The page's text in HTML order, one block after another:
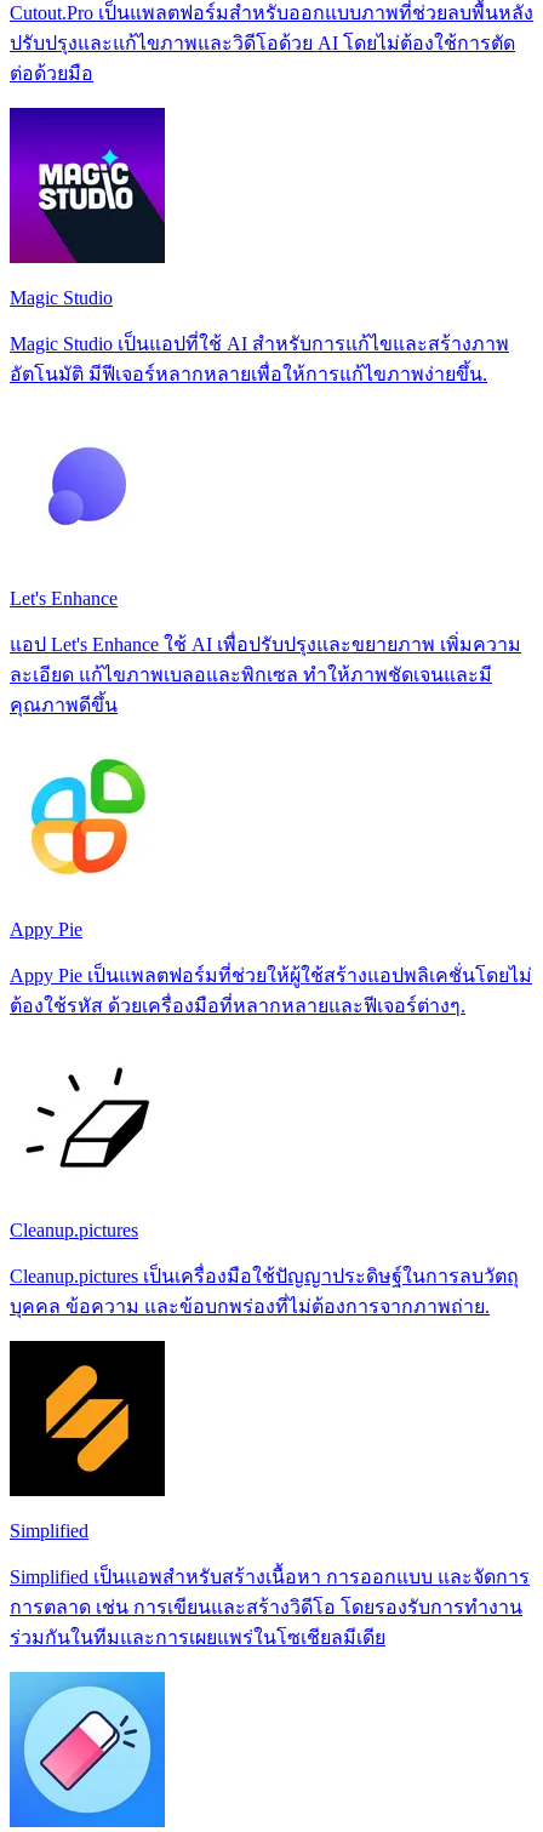
Cutout.Pro เป็นแพลตฟอร์มสำหรับออกแบบภาพที่ช่วยลบพื้นหลัง
ปรับปรุงและแก้ไขภาพและวิดีโอด้วย AI โดยไม่ต้องใช้การตัด
ต่อด้วยมือ
Magic Studio
Magic Studio เป็นแอปที่ใช้ AI สำหรับการแก้ไขและสร้างภาพ
อัตโนมัติ มีฟีเจอร์หลากหลายเพื่อให้การแก้ไขภาพง่ายขึ้น.
Let's Enhance
แอป Let's Enhance ใช้ AI เพื่อปรับปรุงและขยายภาพ เพิ่มความ
ละเอียด แก้ไขภาพเบลอและพิกเซล ทำให้ภาพชัดเจนและมี
คุณภาพดีขึ้น
Appy Pie
Appy Pie เป็นแพลตฟอร์มที่ช่วยให้ผู้ใช้สร้างแอปพลิเคชั่นโดยไม่
ต้องใช้รหัส ด้วยเครื่องมือที่หลากหลายและฟีเจอร์ต่างๆ.
Cleanup.pictures
Cleanup.pictures เป็นเครื่องมือใช้ปัญญาประดิษฐ์ในการลบวัตถุ
บุคคล ข้อความ และข้อบกพร่องที่ไม่ต้องการจากภาพถ่าย.
Simplified
Simplified เป็นแอพสำหรับสร้างเนื้อหา การออกแบบ และจัดการ
การตลาด เช่น การเขียนและสร้างวิดีโอ โดยรองรับการทำงาน
ร่วมกันในทีมและการเผยแพร่ในโซเชียลมีเดีย